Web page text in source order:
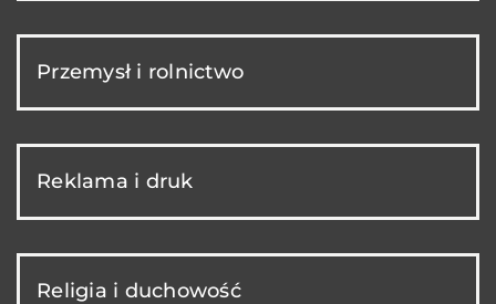
Przemysł i rolnictwo
Reklama i druk
Religia i duchowość